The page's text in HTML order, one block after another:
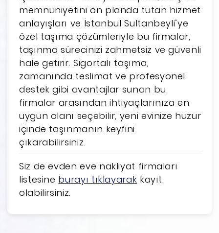
memnuniyetini ön planda tutan hizmet
anlayışları ve İstanbul Sultanbeyli’ye
özel taşıma çözümleriyle bu firmalar,
taşınma sürecinizi zahmetsiz ve güvenli
hale getirir. Sigortalı taşıma,
zamanında teslimat ve profesyonel
destek gibi avantajlar sunan bu
firmalar arasından ihtiyaçlarınıza en
uygun olanı seçebilir, yeni evinize huzur
içinde taşınmanın keyfini
çıkarabilirsiniz.
Siz de evden eve nakliyat firmaları
listesine burayı tıklayarak kayıt
olabilirsiniz.